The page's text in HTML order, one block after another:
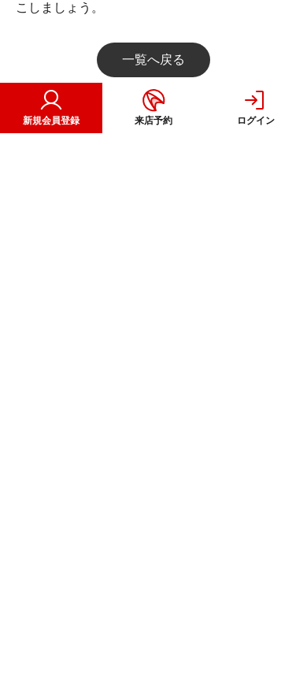
こしましょう。
一覧へ戻る
新規会員登録 来店予約 ログイン